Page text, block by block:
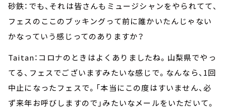
砂鉄：でも、それは皆さんもミュージシャンをやられてて、
フェスのここのブッキングって前に誰かいたんじゃない
かなっていう感じってのありますか？
Taitan：コロナのときはよくありましたね。山梨県でやっ
てる、フェスでございますみたいな感じで。なんなら、1回
中止になったフェスで。「本当にこの度はすいません、必
ず来年お呼びしますので」みたいなメールをいただいて。